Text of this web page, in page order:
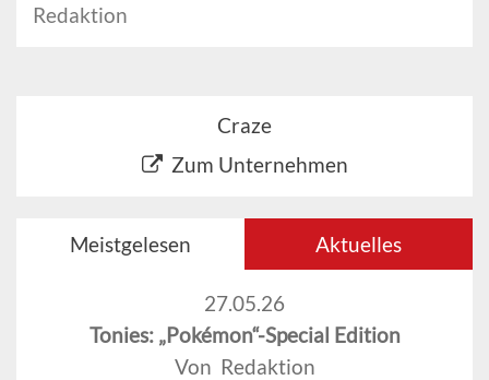
Redaktion
Craze
Zum Unternehmen
Meistgelesen Aktuelles
27.05.26
Tonies: „Pokémon“-Special Edition
Von Redaktion